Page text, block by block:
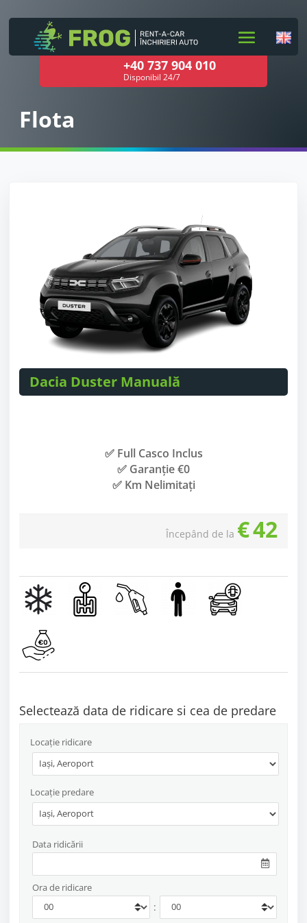
+40 737 904 010
Disponibil 24/7
Flota
Dacia Duster Manuală
✅ Full Casco Inclus
✅ Garanție €0
✅ Km Nelimitați
Începând de la €42
Selectează data de ridicare si cea de predare
Locație ridicare
Locație predare
Data ridicării
Ora de ridicare
: